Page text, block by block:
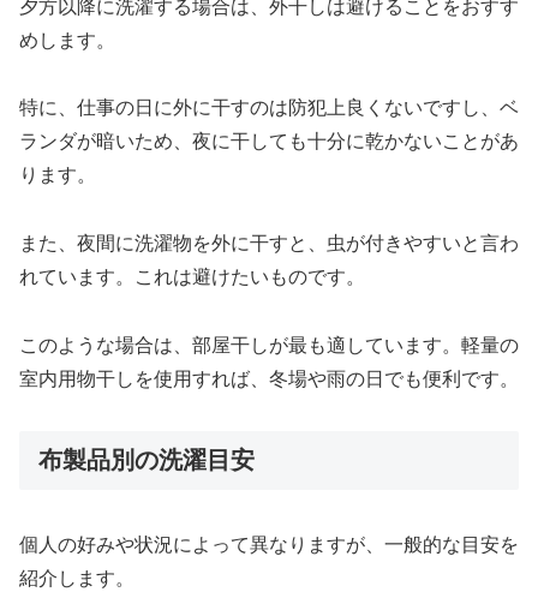
夕方以降に洗濯する場合は、外干しは避けることをおすす
めします。
特に、仕事の日に外に干すのは防犯上良くないですし、ベ
ランダが暗いため、夜に干しても十分に乾かないことがあ
ります。
また、夜間に洗濯物を外に干すと、虫が付きやすいと言わ
れています。これは避けたいものです。
このような場合は、部屋干しが最も適しています。軽量の
室内用物干しを使用すれば、冬場や雨の日でも便利です。
布製品別の洗濯目安
個人の好みや状況によって異なりますが、一般的な目安を
紹介します。